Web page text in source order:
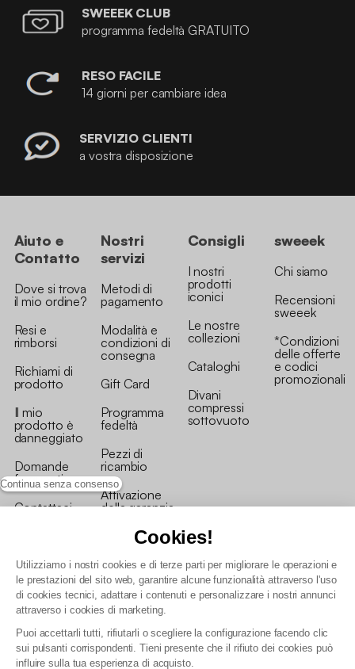
Continua senza consenso
Cookies!
Utilizziamo i nostri cookies e di terze parti per migliorare le operazioni e
le prestazioni del sito web, garantire alcune funzionalità attraverso l'uso
di cookies tecnici, adattare i contenuti e personalizzare i nostri annunci
attraverso i cookies di marketing.
Puoi accettarli tutti, rifiutarli o scegliere la configurazione facendo clic
sui pulsanti corrispondenti. Tieni presente che il rifiuto dei cookies può
influire sulla tua esperienza di acquisto.
SWEEEK CLUB
programma fedeltà GRATUITO
RESO FACILE
14 giorni per cambiare idea
SERVIZIO CLIENTI
a vostra disposizione
Aiuto e
Contatto
Dove si trova
il mio ordine?
Resi e
rimborsi
Richiami di
prodotto
Il mio
prodotto è
danneggiato
Domande
frequenti
Contattaci
Nostri
servizi
Metodi di
pagamento
Modalità e
condizioni di
consegna
Gift Card
Programma
fedeltà
Pezzi di
ricambio
Attivazione
della garanzia
Consigli
I nostri
prodotti
iconici
Le nostre
collezioni
Cataloghi
Divani
compressi
sottovuoto
sweeek
Chi siamo
Recensioni
sweeek
*Condizioni
delle offerte
e codici
promozionali
Condizioni generali vendita
Politica di gestione dei dati personali e dei cookie
Condizioni generali di vendita per clienti professionali